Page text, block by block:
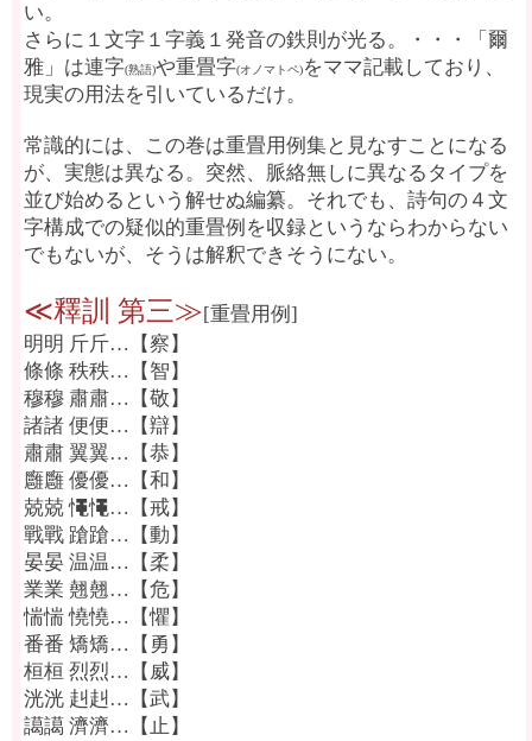
い。
さらに１文字１字義１発音の鉄則が光る。・・・「爾
雅」は連字(熟語)や重畳字(オノマトペ)をママ記載しており、
現実の用法を引いているだけ。
常識的には、この巻は重畳用例集と見なすことになる
が、実態は異なる。突然、脈絡無しに異なるタイプを
並び始めるという解せぬ編纂。それでも、詩句の４文
字構成での疑似的重畳例を収録というならわからない
でもないが、そうは解釈できそうにない。
≪釋訓 第三≫[重畳用例]
明明 斤斤…【察】
條條 秩秩…【智】
穆穆 肅肅…【敬】
諸諸 便便…【辯】
肅肅 翼翼…【恭】
廱廱 優優…【和】
兢兢 憴憴…【戒】
戰戰 蹌蹌…【動】
晏晏 温温…【柔】
業業 翹翹…【危】
惴惴 憢憢…【懼】
番番 矯矯…【勇】
桓桓 烈烈…【威】
洸洸 赳赳…【武】
譪譪 濟濟…【止】